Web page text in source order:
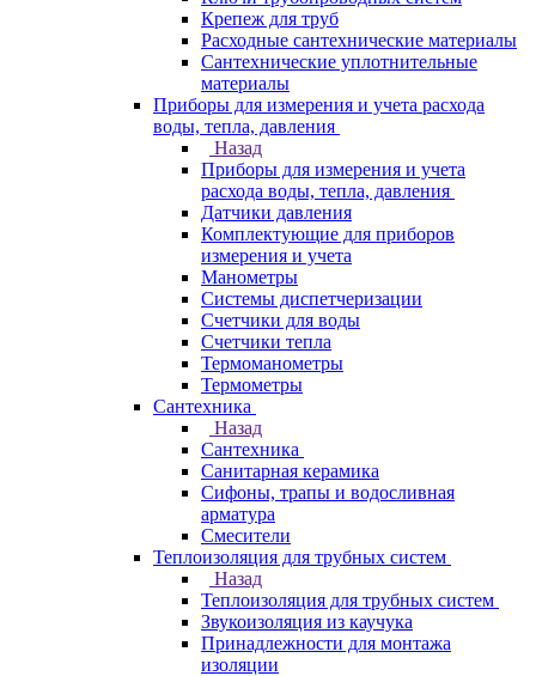
Крепеж для труб
Расходные сантехнические материалы
Сантехнические уплотнительные
материалы
Приборы для измерения и учета расхода
воды, тепла, давления
Назад
Приборы для измерения и учета
расхода воды, тепла, давления
Датчики давления
Комплектующие для приборов
измерения и учета
Манометры
Системы диспетчеризации
Счетчики для воды
Счетчики тепла
Термоманометры
Термометры
Сантехника
Назад
Сантехника
Санитарная керамика
Сифоны, трапы и водосливная
арматура
Смесители
Теплоизоляция для трубных систем
Назад
Теплоизоляция для трубных систем
Звукоизоляция из каучука
Принадлежности для монтажа
изоляции